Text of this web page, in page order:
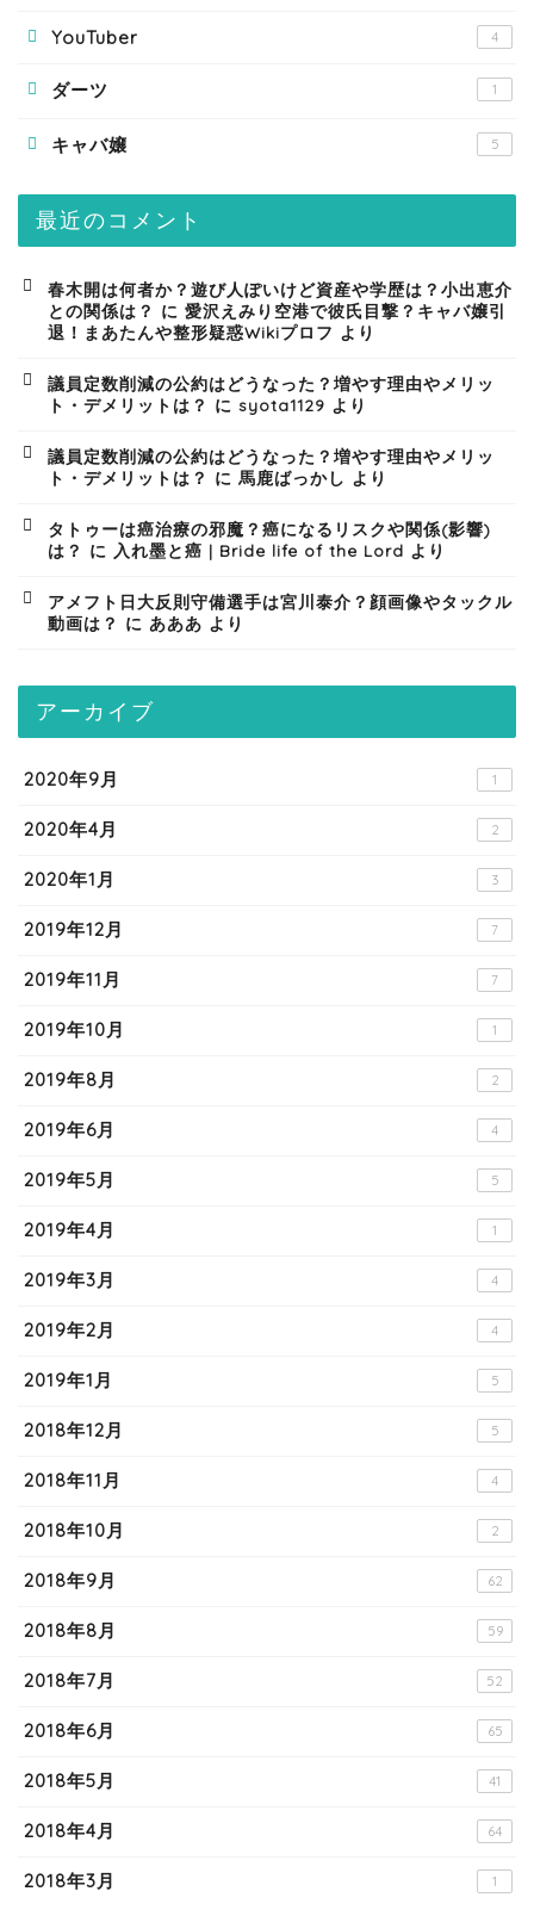
YouTuber 4
ダーツ 1
キャバ嬢 5
最近のコメント
春木開は何者か？遊び人ぽいけど資産や学歴は？小出恵介
との関係は？ に 愛沢えみり空港で彼氏目撃？キャバ嬢引
退！まあたんや整形疑惑Wikiプロフ より
議員定数削減の公約はどうなった？増やす理由やメリッ
ト・デメリットは？ に syota1129 より
議員定数削減の公約はどうなった？増やす理由やメリッ
ト・デメリットは？ に 馬鹿ばっかし より
タトゥーは癌治療の邪魔？癌になるリスクや関係(影響)
は？ に 入れ墨と癌 | Bride life of the Lord より
アメフト日大反則守備選手は宮川泰介？顔画像やタックル
動画は？ に あああ より
アーカイブ
2020年9月 1
2020年4月 2
2020年1月 3
2019年12月 7
2019年11月 7
2019年10月 1
2019年8月 2
2019年6月 4
2019年5月 5
2019年4月 1
2019年3月 4
2019年2月 4
2019年1月 5
2018年12月 5
2018年11月 4
2018年10月 2
2018年9月 62
2018年8月 59
2018年7月 52
2018年6月 65
2018年5月 41
2018年4月 64
2018年3月 1